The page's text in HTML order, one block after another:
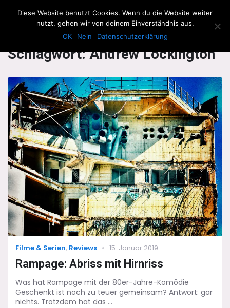
The Howling Men
Schlagwort:Andrew Lockington
Categories
Filme & Serien, Reviews
Posted
on
15. Januar 2019
Rampage: Abriss mit Hirnriss
Was hat Rampage mit der 80er-Jahre-Komödie
Geschenkt ist noch zu teuer gemeinsam? Antwort: gar
nichts. Trotzdem hat das ...
Diese Website benutzt Cookies. Wenn du die Website weiter
nutzt, gehen wir von deinem Einverständnis aus.
OK
Nein Datenschutzerklärung